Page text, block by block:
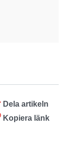
Dela artikeln
Kopiera länk